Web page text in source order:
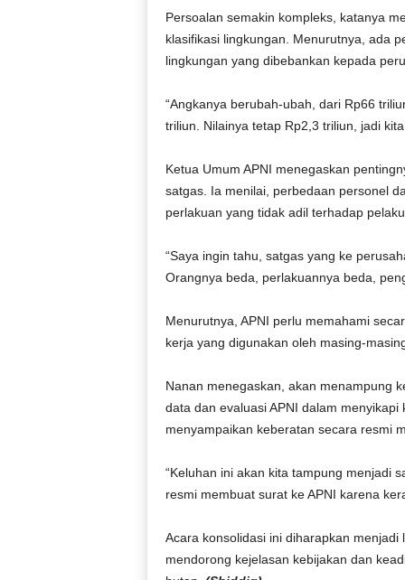
Persoalan semakin kompleks, katanya
klasifikasi lingkungan. Menurutnya, ada
lingkungan yang dibebankan kepada
“Angkanya berubah-ubah, dari Rp66
triliun. Nilainya tetap Rp2,3 triliun, jadi
Ketua Umum APNI menegaskan
satgas. Ia menilai, perbedaan personel
perlakuan yang tidak adil terhadap pelaku
“Saya ingin tahu, satgas yang ke
Orangnya beda, perlakuannya beda,
Menurutnya, APNI perlu memahami
kerja yang digunakan oleh masing-
Nanan menegaskan, akan menampung
data dan evaluasi APNI dalam
menyampaikan keberatan secara resmi
“Keluhan ini akan kita tampung menjadi
resmi membuat surat ke APNI karena
Acara konsolidasi ini diharapkan
mendorong kejelasan kebijakan dan